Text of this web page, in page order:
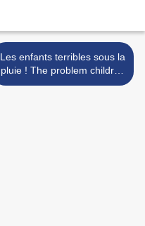
Les enfants terribles sous la
pluie ! The problem children
in the rain ! >